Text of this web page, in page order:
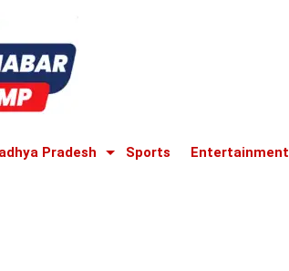
Pradesh Sports Entertainment